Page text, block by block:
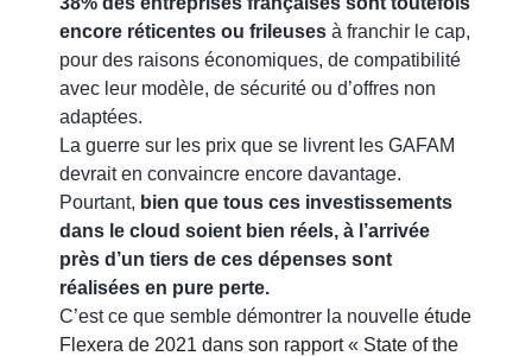
encore réticentes ou frileuses à franchir le cap,
pour des raisons économiques, de compatibilité
avec leur modèle, de sécurité ou d’offres non
adaptées.
La guerre sur les prix que se livrent les GAFAM
devrait en convaincre encore davantage.
Pourtant, bien que tous ces investissements
dans le cloud soient bien réels, à l’arrivée
près d’un tiers de ces dépenses sont
réalisées en pure perte.
C’est ce que semble démontrer la nouvelle étude
Flexera de 2021 dans son rapport « State of the